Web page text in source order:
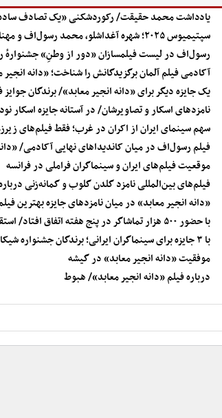
یادداشت محمد حقیقت/ رکوردشکنی «یک تصادف
سپتیمیوس ۲۰۲۵؛ شهره آغداشلو، محمد رسول‌اف و مهناز افشار در هلند جایزه گرفتند
رسول‌اف در لیست فیلمسازان «دور از وطنِ» جشنوارهٔ
آکادمی فیلم آلمان برگزیدگانش را شناخت؛ «دانه
یک جایزه دیگر برای «دانه انجیر معابد»/ برندگان
نامزدهای اسکار و تصاویرشان/ در آستانه جایزه اسکار
سهم سینمای ایران از اکران در غرب؛ فقط فیلم‌های
فیلم رسول‌‌اف در میان کاندیداهای نهایی آکادمی/
موقعیت فیلم‌های ایران و سینماگران فراملی در فرانسه
فیلم‌های بین‌المللی نامزد گلدن گلوب و گمانه‌زنی
«دانه انجیر معابد» در میان نامزدهای جایزه بهترین
با حضور ۵۰۰ هزار تماشاگر در پنج هفته اتفاق افتاد/ استقبال غیرمنتظره فرانسوی‌ها از «دانه انجیر معابد»
با ۳ جایزه برای سینماگران ایرانی؛ برندگان جشنواره شیکاگو معرفی شدند
موفقیت «دانه انجیر معابد» در گیشه
درباره فیلم «دانه‌ انجیر معابد»/ هبوط